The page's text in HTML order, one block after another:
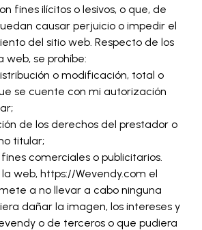
fines ilícitos o lesivos, o que, de
causar perjuicio o impedir el
del sitio web. Respecto de los
web, se prohíbe:
o modificación, total o
se cuente con mi autorización
de los derechos del prestador o
titular;
comerciales o publicitarios.
web, https://Wevendy.com el
a no llevar a cabo ninguna
dañar la imagen, los intereses y
o de terceros o que pudiera